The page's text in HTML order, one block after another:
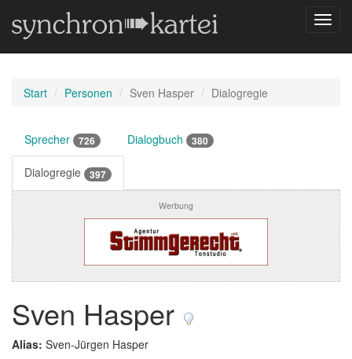
Start Personen Sven Hasper Dialogregie
Sprecher 726 Dialogbuch 380
Dialogregie 397
Werbung
Sven Hasper
Alias: Sven-Jürgen Hasper